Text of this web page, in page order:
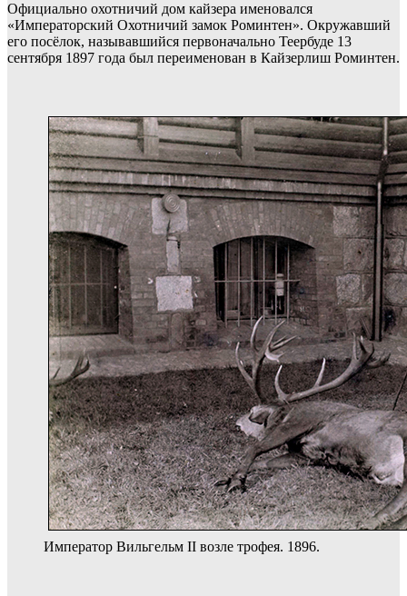
Официально охотничий дом кайзера именовался
«Императорский Охотничий замок Роминтен». Окружавший
его посёлок, называвшийся первоначально Теербуде 13
сентября 1897 года был переименован в Кайзерлиш Роминтен.
Император Вильгельм II возле трофея. 1896.